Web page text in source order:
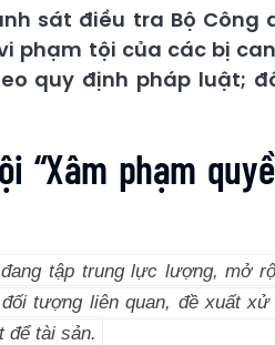
sát điều tra Bộ
phạm tội của các bị
quy định pháp luật;
“Xâm phạm
tập trung lực lượng, mở
tượng liên quan, đề xuất
để tài sản.